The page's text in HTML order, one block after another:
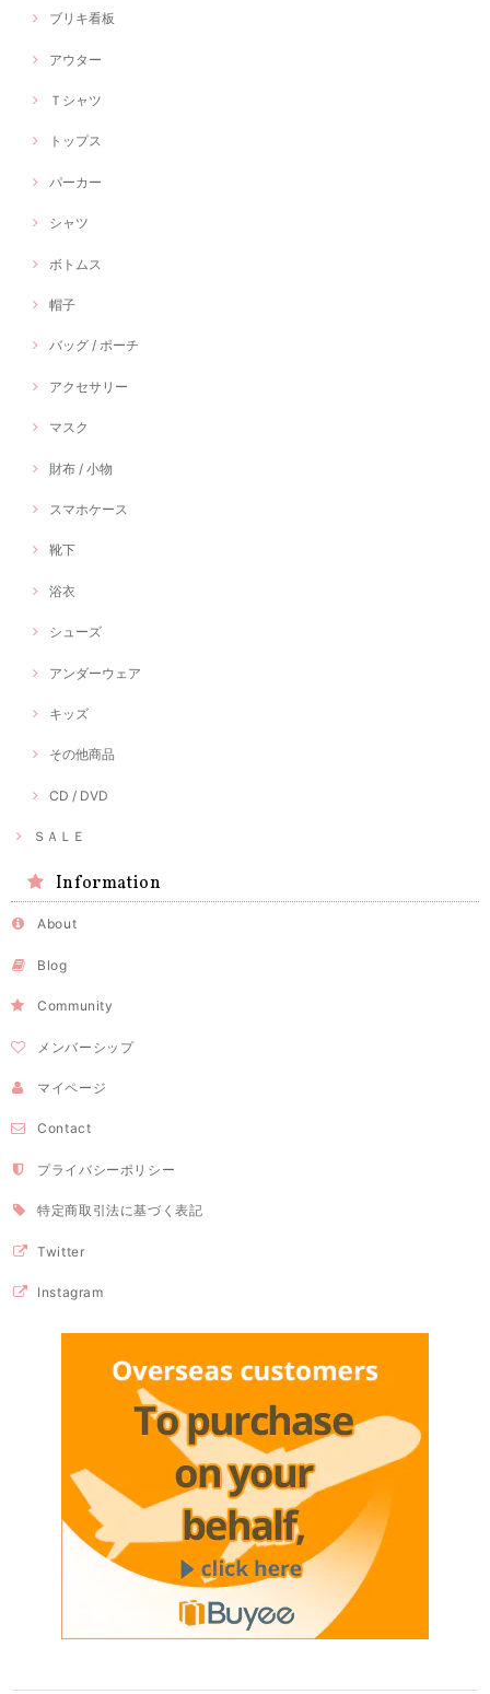
ブリキ看板
アウター
Ｔシャツ
トップス
パーカー
シャツ
ボトムス
帽子
バッグ / ポーチ
アクセサリー
マスク
財布 / 小物
スマホケース
靴下
浴衣
シューズ
アンダーウェア
キッズ
その他商品
CD / DVD
ＳＡＬＥ
Information
About
Blog
Community
メンバーシップ
マイページ
Contact
プライバシーポリシー
特定商取引法に基づく表記
Twitter
Instagram